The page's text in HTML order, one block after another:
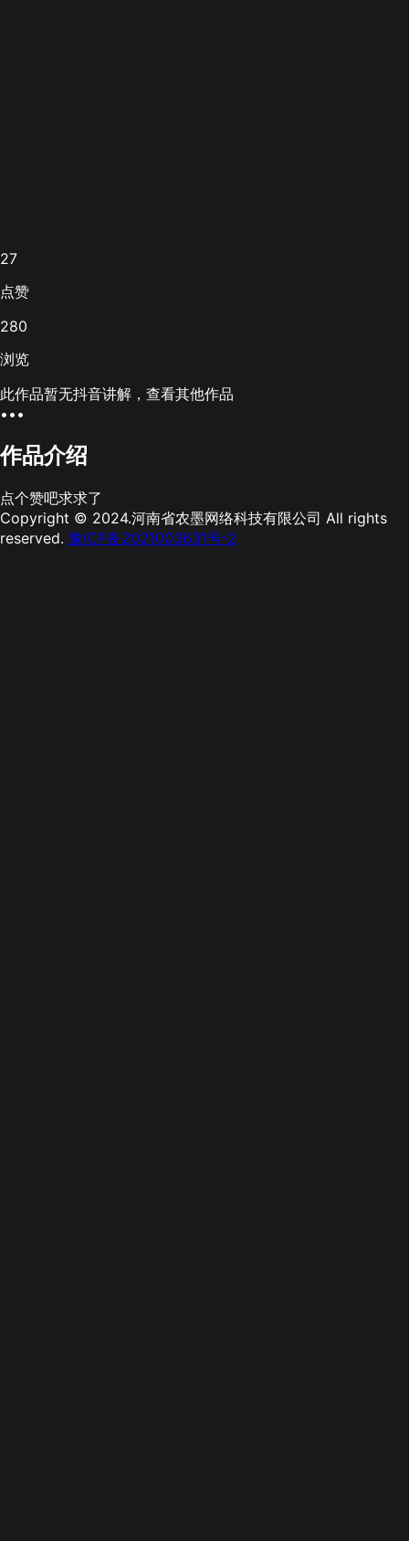
27
点赞
280
浏览
此作品暂无抖音讲解，查看其他作品
•••
作品介绍
点个赞吧求求了
Copyright © 2024.河南省农墨网络科技有限公司 All rights
reserved. 豫ICP备2021003631号-2